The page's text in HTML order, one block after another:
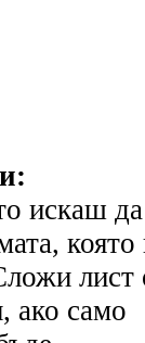
искаш да
която
лист
ако само